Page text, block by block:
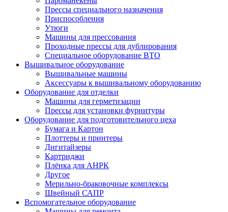
Прессы специального назначения
Приспособления
Утюги
Машины для прессования
Проходные прессы для дублирования
Специальное оборудование ВТО
Вышивальное оборудование
Вышивальные машины
Аксессуары к вышивальному оборудованию
Оборудование для отделки
Машины для герметизации
Прессы для установки фурнитуры
Оборудование для подготовительного цеха
Бумага и Картон
Плоттеры и принтеры
Дигитайзеры
Картриджи
Плёнка для АНРК
Другое
Мерильно-браковочные комплексы
Швейный САПР
Вспомогательное оборудование